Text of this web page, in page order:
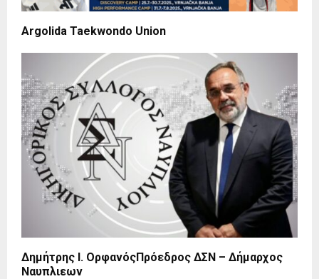
Argolida Taekwondo Union
Δημήτρης Ι. ΟρφανόςΠρόεδρος ΔΣΝ – Δήμαρχος
Ναυπλιεων